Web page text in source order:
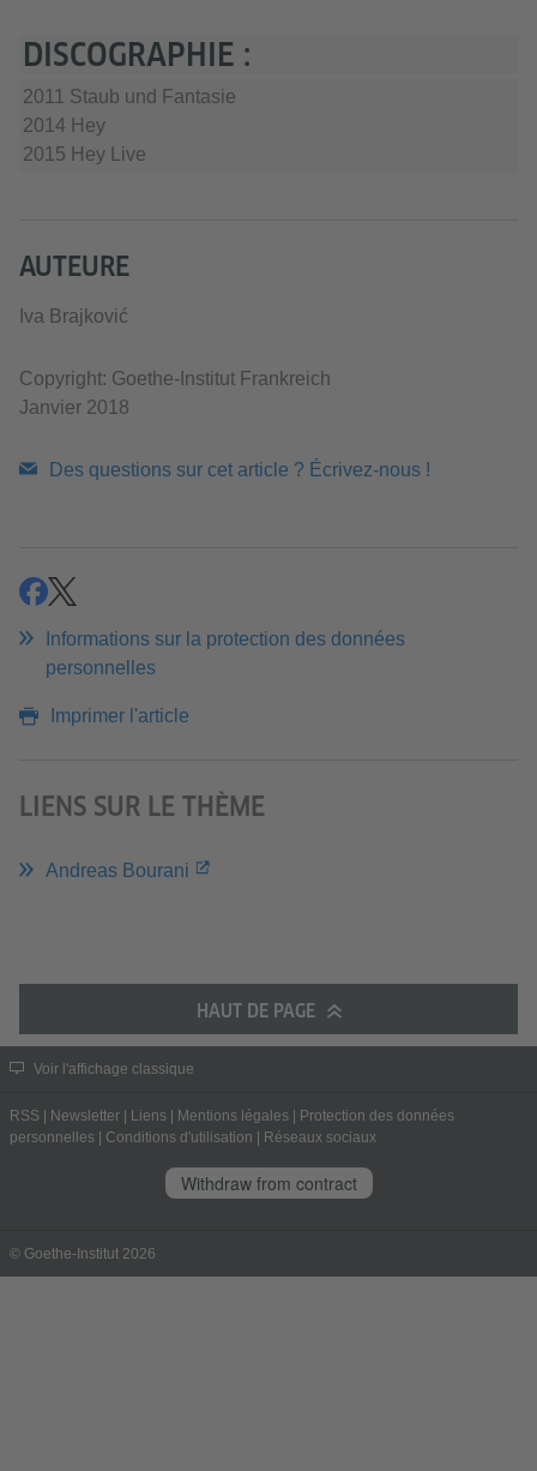
DISCOGRAPHIE :
2011 Staub und Fantasie
2014 Hey
2015 Hey Live
AUTEURE
Iva Brajković
Copyright: Goethe-Institut Frankreich
Janvier 2018
Des questions sur cet article ? Écrivez-nous !
partagerpartager
Informations sur la protection des données
personnelles
Imprimer l'article
LIENS SUR LE THÈME
Andreas Bourani
HAUT DE PAGE
Voir l'affichage classique
RSS Newsletter Liens Mentions légales
Protection des données
personnelles
Conditions d'utilisation Réseaux sociaux
Withdraw from contract
© Goethe-Institut 2026